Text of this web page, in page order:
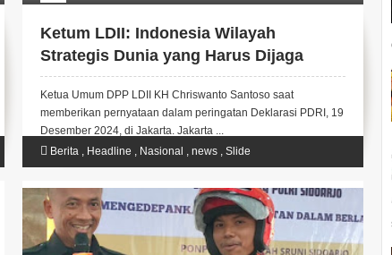
Ketum LDII: Indonesia Wilayah
Strategis Dunia yang Harus Dijaga
untuk Masa Depan Bangsa
Ketua Umum DPP LDII KH Chriswanto Santoso saat
memberikan pernyataan dalam peringatan Deklarasi PDRI, 19
Desember 2024, di Jakarta. Jakarta ...
Berita , Headline , Nasional ,news ,Slide